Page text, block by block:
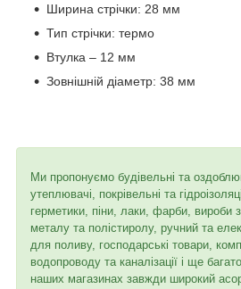
Ширина стрічки: 28 мм
Тип стрічки: термо
Втулка – 12 мм
Зовнішній діаметр: 38 мм
Ми пропонуємо будівельні та
утеплювачі, покрівельні та
герметики, піни, лаки, фарби, вироби
металу та полістиролу, ручний та
для поливу, господарські товари,
водопроводу та каналізації і ще
наших магазинах завжди широкий